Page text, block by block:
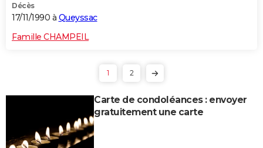
Décès
17/11/1990 à Queyssac
Famille CHAMPEIL
1 2
Carte de condoléances : envoyer
gratuitement une carte